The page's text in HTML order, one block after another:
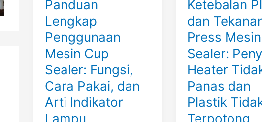
Panduan
Lengkap
Penggunaan
Mesin Cup
Sealer: Fungsi,
Cara Pakai, dan
Arti Indikator
Lampu
Indikator
Lampu
Ketebalan
dan
Press
Sealer:
Heater
Panas dan
Plastik
Terpotong
Panas
dan
Plastik
Tidak
Terpotong